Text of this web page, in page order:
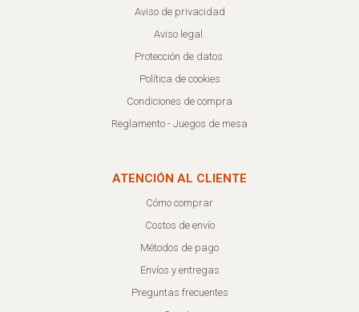
Aviso de privacidad
Aviso legal.
Protección de datos.
Política de cookies
Condiciones de compra
Reglamento - Juegos de mesa
ATENCIÓN AL CLIENTE
Cómo comprar
Costos de envío
Métodos de pago
Envíos y entregas
Preguntas frecuentes